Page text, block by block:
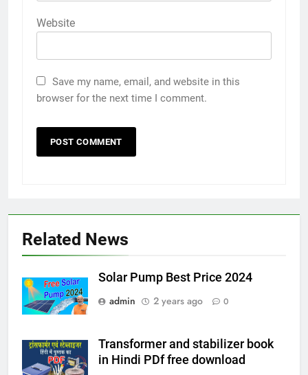
Website
Save my name, email, and website in this
browser for the next time I comment.
Related News
Solar Pump Best Price 2024
admin
2 years ago 0
Transformer and stabilizer book
in Hindi PDf free download